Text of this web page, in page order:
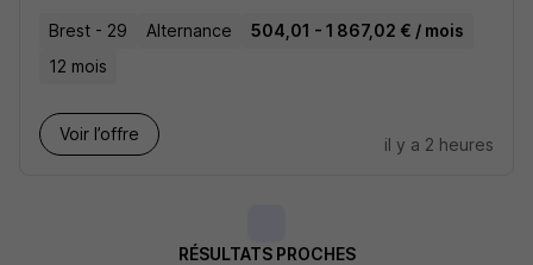
Brest - 29 Alternance
504,01 - 1 867,02 € / mois
12 mois
Voir l’offre
il y a 2 heures
RÉSULTATS PROCHES